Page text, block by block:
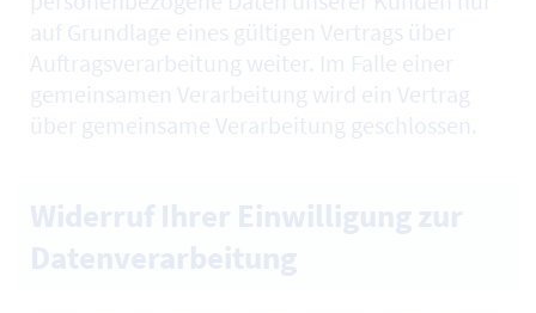
auf Grundlage eines gültigen Vertrags über
Auftragsverarbeitung weiter. Im Falle einer
gemeinsamen Verarbeitung wird ein Vertrag
über gemeinsame Verarbeitung geschlossen.